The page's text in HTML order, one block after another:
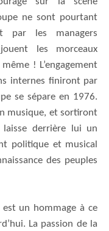
ne sont pourtant
par les managers
les morceaux
même ! L’engagement
internes finiront par
se sépare en 1976.
musique, et sortiront
laisse derrière lui un
politique et musical
des peuples
est un hommage à ce
La passion de la